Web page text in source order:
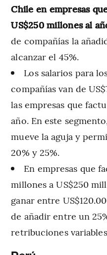
Chile en empresas
US$250 millones al
de compañías la
alcanzar el 45%.
Los salarios para
compañías van de
las empresas que
año. En este
mueve la aguja y
20% y 25%.
En empresas que
millones a US$250
ganar entre
de añadir entre un
retribuciones